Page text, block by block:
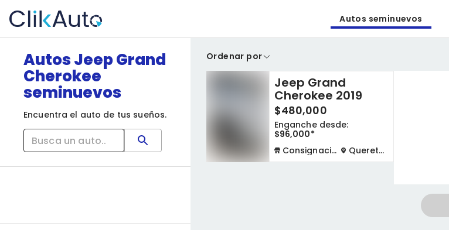
Autos seminuevos
Autos Jeep Grand
Cherokee
seminuevos
Encuentra el auto de tus sueños.
Ordenar por
Jeep Grand
Cherokee 2019
$480,000
Enganche desde:
$96,000*
Consignación física
Queretaro